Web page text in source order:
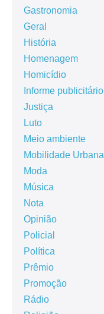
Gastronomia
Geral
História
Homenagem
Homicídio
Informe publicitário
Justiça
Luto
Meio ambiente
Mobilidade Urbana
Moda
Música
Nota
Opinião
Policial
Política
Prêmio
Promoção
Rádio